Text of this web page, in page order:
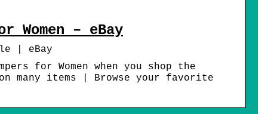
Women – eBay
| eBay
for Women when you shop the
many items | Browse your favorite